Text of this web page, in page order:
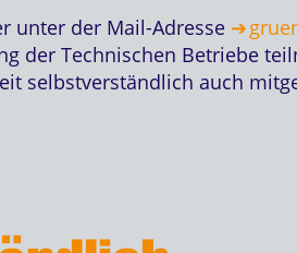
unter der Mail-Adresse
der Technischen Betriebe
selbstverständlich auch